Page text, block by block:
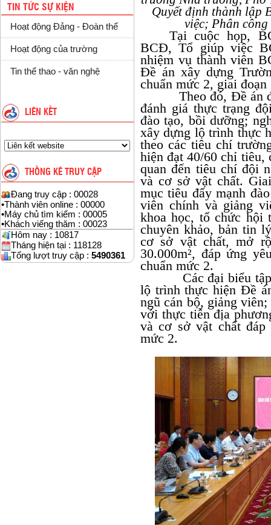
TIN TỨC SỰ KIỆN
Hoạt động Đảng - Đoàn thể
Hoạt động của trường
Tin thể thao - văn nghệ
LIÊN KẾT
THỐNG KÊ TRUY CẬP
Đang truy cập : 00028
•Thành viên online : 00000
•Máy chủ tìm kiếm : 00005
•Khách viếng thăm : 00023
Hôm nay : 10817
Tháng hiện tại : 118128
Tổng lượt truy cập : 5490361
Quyết định thành lập
việc; Phân
Tại cuộc họp,
BCĐ, Tổ giúp việc
nhiệm vụ thành viên
Đề án xây dựng
chuẩn mức 2, giai đoạn
Theo đó, Đề án
đánh giá thực trạng
đào tạo, bồi dưỡng;
xây dựng lộ trình thực
theo các tiêu chí
hiện đạt 40/60 chỉ tiêu,
quan đến tiêu chí đội
và cơ sở vật chất.
mục tiêu đẩy mạnh
viên chính và giảng
khoa học, tổ chức hội
chuyên khảo, bản tin
cơ sở vật chất, mở
30.000m², đáp ứng
chuẩn mức 2.
Các đại biểu tập
lộ trình thực hiện Đề
ngũ cán bộ, giảng
với thực tiễn địa
và cơ sở vật chất
mức 2.